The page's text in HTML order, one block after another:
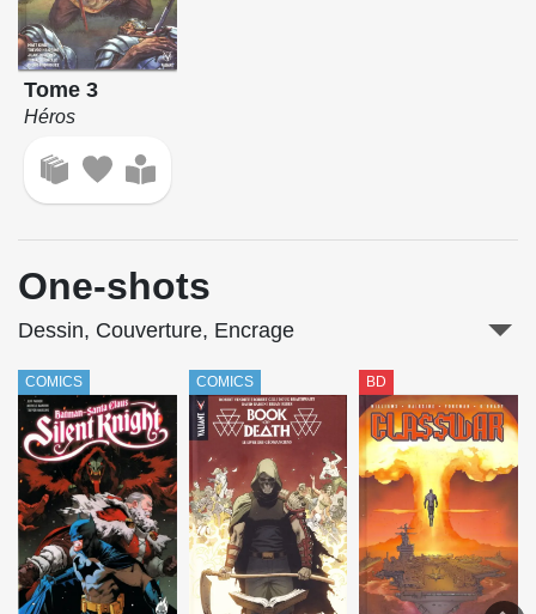
Tome 3
Héros
One-shots
Dessin, Couverture, Encrage
COMICS COMICS BD